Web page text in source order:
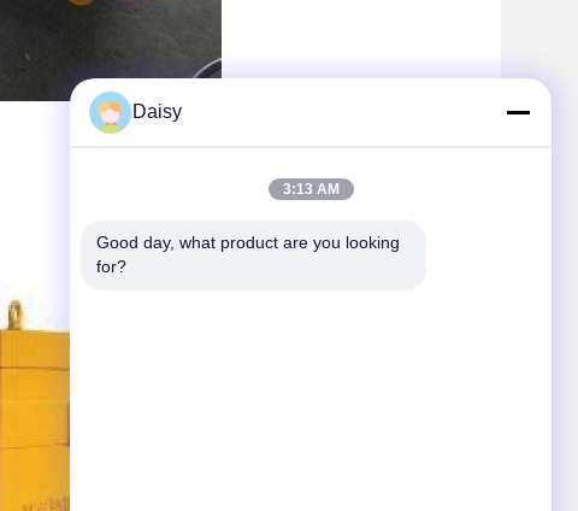
Daisy
3:13 AM
Good day, what product are you looking
for?